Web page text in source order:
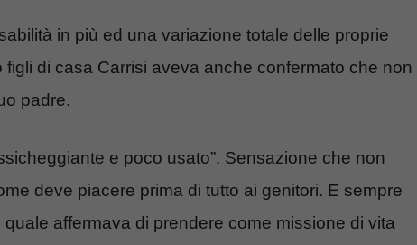
in più ed una variazione totale delle proprie
figli di casa Carrisi aveva anche confermato che non
padre.
e poco usato”. Sensazione che non
deve piacere prima di tutto ai genitori. E sempre
affermava di prendere come missione di vita